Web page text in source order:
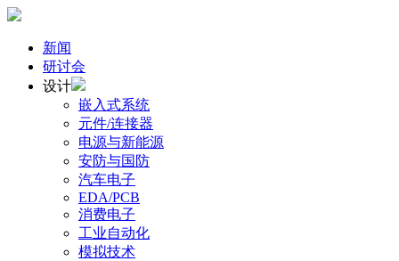
新闻
研讨会
设计
嵌入式系统
元件/连接器
电源与新能源
安防与国防
汽车电子
EDA/PCB
消费电子
工业自动化
模拟技术